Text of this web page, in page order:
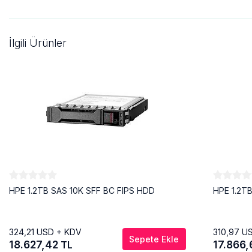
İlgili Ürünler
HPE 1.2TB SAS 10K SFF BC FIPS HDD
324,21 USD + KDV
18.627,42 TL Sepete Ekle
HPE
310,97